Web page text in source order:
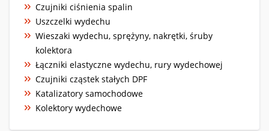
Czujniki ciśnienia spalin
Uszczelki wydechu
Wieszaki wydechu, sprężyny, nakrętki, śruby
kolektora
Łączniki elastyczne wydechu, rury wydechowej
Czujniki cząstek stałych DPF
Katalizatory samochodowe
Kolektory wydechowe